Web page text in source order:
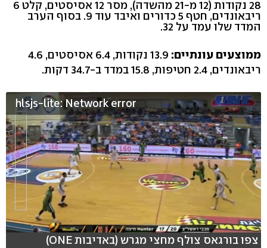
28 נקודות (12 מ-21 מהשדה), מסר 12 אסיסטים, קלט 6
ריבאונדים, חטף 5 כדורים ואיבד עוד 9. בסוף הערב
המדד שלו עמד על 32.
ממוצעים עונתיים:
13.9 נקודות, 6.4 אסיסטים, 4.6
ריבאונדים, 2.4 חטיפות, 15.8 במדד ב-34.7 דקות.
hlsjs-lite: Network error
צפו בורגאס צולף מחצי מגרש (באדיבות ONE)